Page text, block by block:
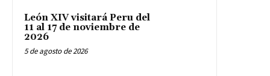
León XIV visitará Peru del
11 al 17 de noviembre de
2026
5 de agosto de 2026